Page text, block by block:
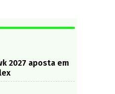
2027 aposta em